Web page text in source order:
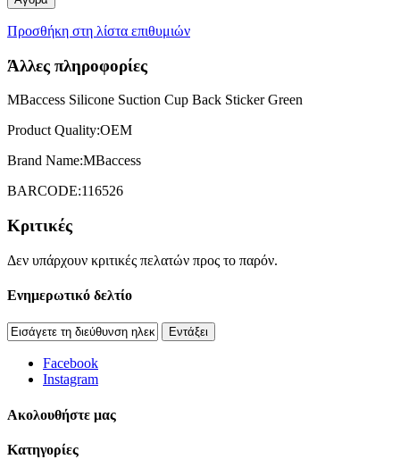
Προσθήκη στη λίστα επιθυμιών
Άλλες πληροφορίες
MBaccess Silicone Suction Cup Back Sticker Green
Product Quality:OEM
Brand Name:MBaccess
BARCODE:116526
Κριτικές
Δεν υπάρχουν κριτικές πελατών προς το παρόν.
Ενημερωτικό δελτίο
Εντάξει
Facebook
Instagram
Aκολουθήστε μας
Κατηγορίες